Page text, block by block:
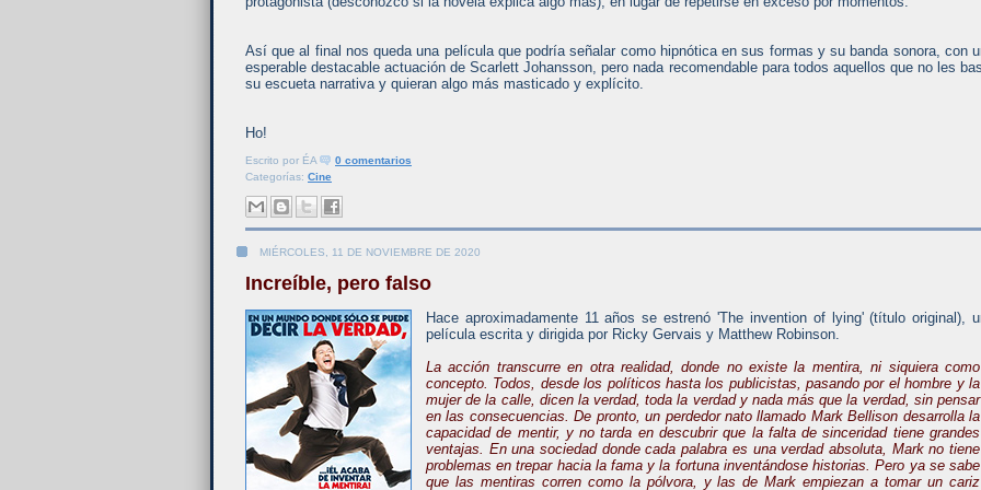
Así que al final nos queda una película que podría señalar como hipnótica en sus formas y su banda sonora, con
esperable destacable actuación de Scarlett Johansson, pero nada recomendable para todos aquellos que no les
su escueta narrativa y quieran algo más masticado y explícito.
Ho!
Escrito por ÉA
0 comentarios
Categorías: Cine
MIÉRCOLES, 11 DE NOVIEMBRE DE 2020
Increíble, pero falso
Hace aproximadamente 11 años se estrenó 'The invention of lying' (título original),
película escrita y dirigida por Ricky Gervais y Matthew Robinson.
La acción transcurre en otra realidad, donde no existe la mentira, ni siquiera como
concepto. Todos, desde los políticos hasta los publicistas, pasando por el hombre y la
mujer de la calle, dicen la verdad, toda la verdad y nada más que la verdad, sin pensar
en las consecuencias. De pronto, un perdedor nato llamado Mark Bellison desarrolla la
capacidad de mentir, y no tarda en descubrir que la falta de sinceridad tiene grandes
ventajas. En una sociedad donde cada palabra es una verdad absoluta, Mark no tiene
problemas en trepar hacia la fama y la fortuna inventándose historias. Pero ya se sabe
que las mentiras corren como la pólvora, y las de Mark empiezan a tomar un cariz